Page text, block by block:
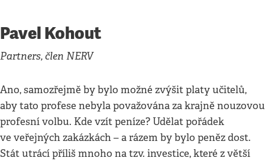
Pavel Kohout
Partners, člen NERV
Ano, samozřejmě by bylo možné zvýšit platy učitelů,
aby tato profese nebyla považována za krajně nouzovou
profesní volbu. Kde vzít peníze? Udělat pořádek
ve veřejných zakázkách – a rázem by bylo peněz dost.
Stát utrácí příliš mnoho na tzv. investice, které z větší